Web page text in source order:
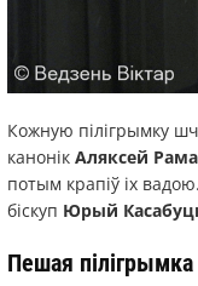
Кожную пілігрымку
канонік Аляксей
потым крапіў іх
біскуп Юрый
Пешая